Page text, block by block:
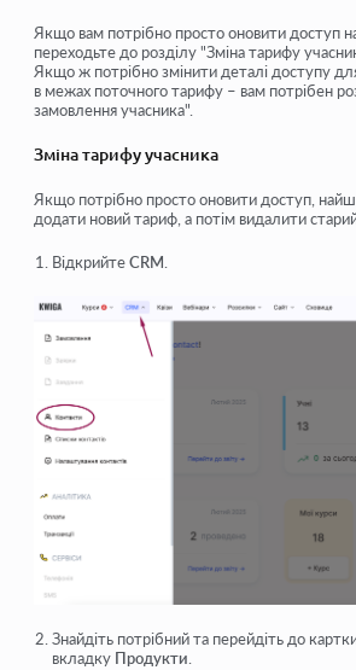
Якщо вам потрібно просто оновити доступ
переходьте до розділу "Зміна тарифу
Якщо ж потрібно змінити деталі доступу
в межах поточного тарифу – вам потрібен
замовлення учасника".
Зміна тарифу учасника
Якщо потрібно просто оновити доступ,
додати новий тариф, а потім видалити
ВідкрийтеCRM
Знайдіть потрібний та перейдіть до
вкладку Продукти.